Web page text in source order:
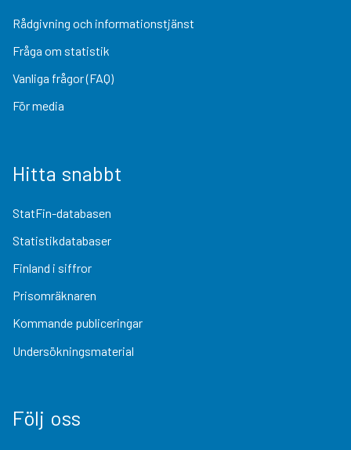
Rådgivning och informationstjänst
Fråga om statistik
Vanliga frågor (FAQ)
För media
Hitta snabbt
StatFin-databasen
Statistikdatabaser
Finland i siffror
Prisomräknaren
Kommande publiceringar
Undersökningsmaterial
Följ oss